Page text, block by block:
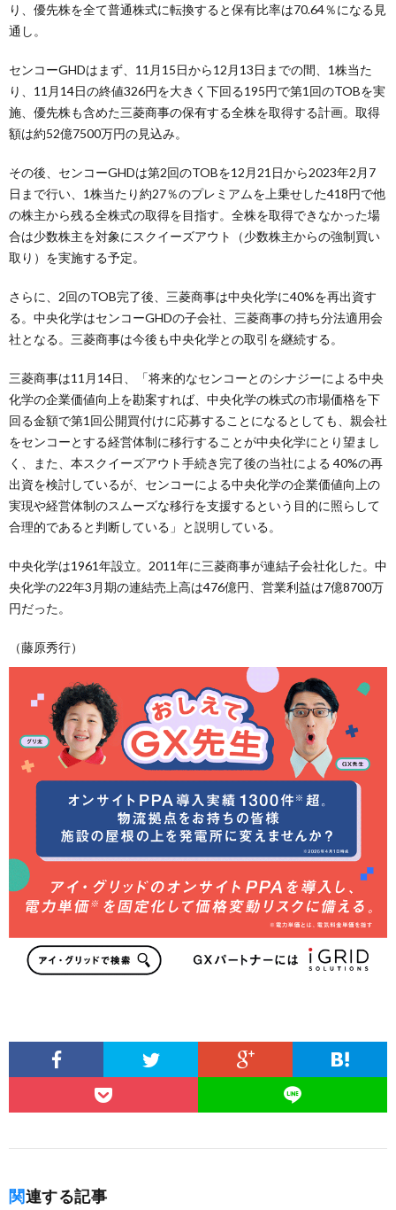
り、優先株を全て普通株式に転換すると保有比率は70.64％になる見
通し。
センコーGHDはまず、11月15日から12月13日までの間、1株当た
り、11月14日の終値326円を大きく下回る195円で第1回のTOBを実
施、優先株も含めた三菱商事の保有する全株を取得する計画。取得
額は約52億7500万円の見込み。
その後、センコーGHDは第2回のTOBを12月21日から2023年2月7
日まで行い、1株当たり約27％のプレミアムを上乗せした418円で他
の株主から残る全株式の取得を目指す。全株を取得できなかった場
合は少数株主を対象にスクイーズアウト（少数株主からの強制買い
取り）を実施する予定。
さらに、2回のTOB完了後、三菱商事は中央化学に40%を再出資す
る。中央化学はセンコーGHDの子会社、三菱商事の持ち分法適用会
社となる。三菱商事は今後も中央化学との取引を継続する。
三菱商事は11月14日、「将来的なセンコーとのシナジーによる中央
化学の企業価値向上を勘案すれば、中央化学の株式の市場価格を下
回る金額で第1回公開買付けに応募することになるとしても、親会社
をセンコーとする経営体制に移行することが中央化学にとり望まし
く、また、本スクイーズアウト手続き完了後の当社による 40%の再
出資を検討しているが、センコーによる中央化学の企業価値向上の
実現や経営体制のスムーズな移行を支援するという目的に照らして
合理的であると判断している」と説明している。
中央化学は1961年設立。2011年に三菱商事が連結子会社化した。中
央化学の22年3月期の連結売上高は476億円、営業利益は7億8700万
円だった。
（藤原秀行）
関連する記事